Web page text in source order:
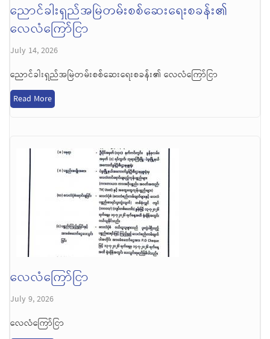
ညောင်ခါးရှည်အမြဲတမ်းစစ်ဆေးရေးစခန်း၏
လေလံကြော်ငြာ
July 14, 2026
ညောင်ခါးရှည်အမြဲတမ်းစစ်ဆေးရေးစခန်း၏ လေလံကြော်ငြာ
Read More
လေလံကြော်ငြာ
July 9, 2026
လေလံကြော်ငြာ